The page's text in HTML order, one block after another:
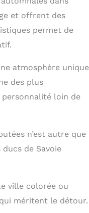
et offrent des
permet de
atmosphère unique
des plus
personnalité loin de
n’est autre que
de Savoie
ville colorée ou
méritent le détour.